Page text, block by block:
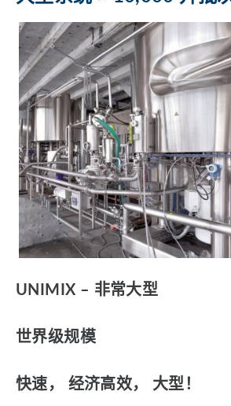
UNIMIX – 非常大型
世界级规模
快速， 经济高效， 大型！